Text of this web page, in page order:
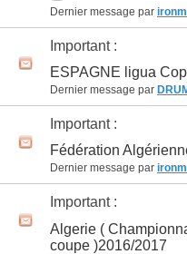
Dernier message par
Important :
ESPAGNE ligua
Dernier message par
Important :
Fédération
Dernier message par
Important :
Algerie (
coupe )2016/2017